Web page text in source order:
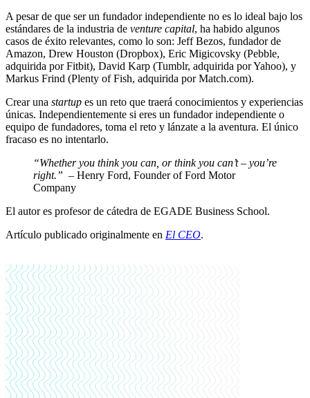
A pesar de que ser un fundador independiente no es lo ideal bajo los
estándares de la industria de venture capital, ha habido algunos
casos de éxito relevantes, como lo son: Jeff Bezos, fundador de
Amazon, Drew Houston (Dropbox), Eric Migicovsky (Pebble,
adquirida por Fitbit), David Karp (Tumblr, adquirida por Yahoo), y
Markus Frind (Plenty of Fish, adquirida por Match.com).
Crear una startup es un reto que traerá conocimientos y experiencias
únicas. Independientemente si eres un fundador independiente o
equipo de fundadores, toma el reto y lánzate a la aventura. El único
fracaso es no intentarlo.
“Whether you think you can, or think you can’t – you’re
right.” – Henry Ford, Founder of Ford Motor
Company
El autor es profesor de cátedra de EGADE Business School.
Artículo publicado originalmente en El CEO.